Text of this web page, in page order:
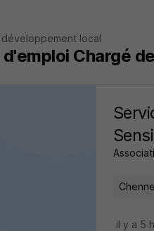
local
Chargé
il y a 5